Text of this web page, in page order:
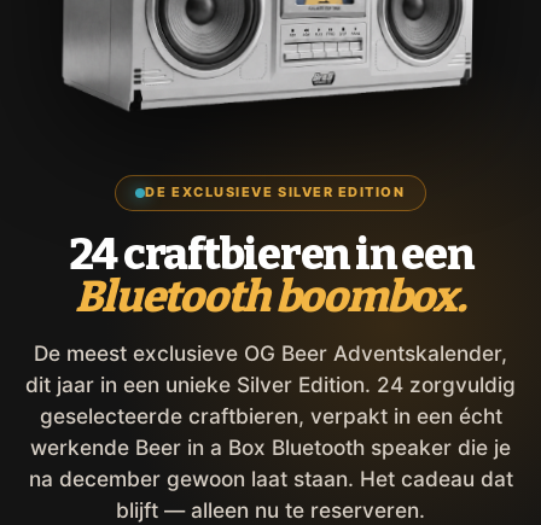
DE EXCLUSIEVE SILVER EDITION
24 craftbieren in een
Bluetooth boombox.
De meest exclusieve OG Beer Adventskalender,
dit jaar in een unieke Silver Edition. 24 zorgvuldig
geselecteerde craftbieren, verpakt in een écht
werkende Beer in a Box Bluetooth speaker die je
na december gewoon laat staan. Het cadeau dat
blijft — alleen nu te reserveren.